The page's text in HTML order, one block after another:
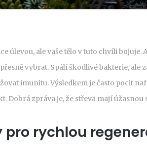
úlevou, ale vaše tělo v tuto chvíli
vybrat. Spálí škodlivé bakterie, ale
imunitu. Výsledkem je často pocit
Dobrá zpráva je, že střeva mají
pro rychlou